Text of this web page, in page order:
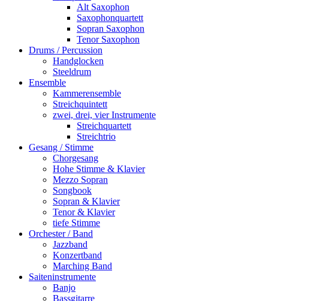
Alt Saxophon
Saxophonquartett
Sopran Saxophon
Tenor Saxophon
Drums / Percussion
Handglocken
Steeldrum
Ensemble
Kammerensemble
Streichquintett
zwei, drei, vier Instrumente
Streichquartett
Streichtrio
Gesang / Stimme
Chorgesang
Hohe Stimme & Klavier
Mezzo Sopran
Songbook
Sopran & Klavier
Tenor & Klavier
tiefe Stimme
Orchester / Band
Jazzband
Konzertband
Marching Band
Saiteninstrumente
Banjo
Bassgitarre